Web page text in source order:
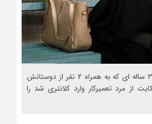
اظهارات زن 35 ساله ای که به همراه 2 نفر از دوستانش
از مرد تعمیرکار وارد کلانتری شد را